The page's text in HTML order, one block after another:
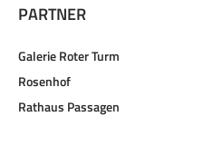
PARTNER
Galerie Roter Turm
Rosenhof
Rathaus Passagen